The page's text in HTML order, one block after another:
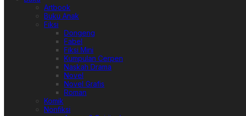
Artbook
Buku Anak
Fiksi
Dongeng
Fabel
Fiksi Mini
Kumpulan Cerpen
Naskah Drama
Novel
Novel Grafis
Roman
Komik
Nonfiksi